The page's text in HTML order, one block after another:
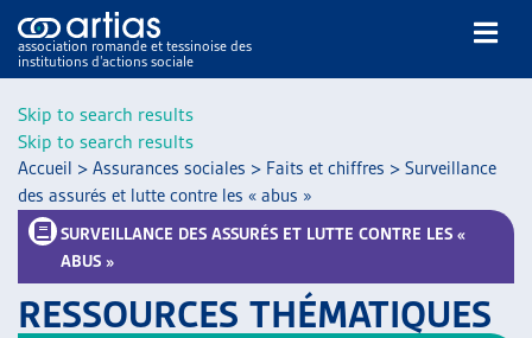
Skip to search results
Skip to search results
association romande et tessinoise des
institutions d’actions sociale
NOS PUBLICATIONS
ARTICLES
Accueil > Assurances sociales > Faits et chiffres > Surveillance
des assurés et lutte contre les « abus »
SURVEILLANCE DES ASSURÉS ET LUTTE CONTRE LES «
ABUS »
RESSOURCES THÉMATIQUES